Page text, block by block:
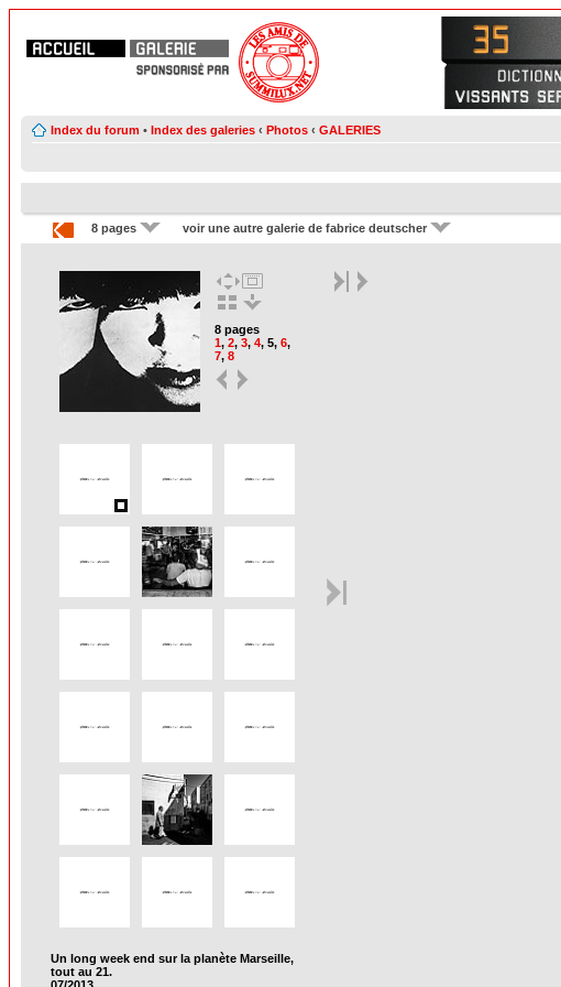
Index du forum • Index des galeries ‹ Photos ‹ GALERIES
8 pages voir une autre galerie de fabrice deutscher
8 pages
1, 2, 3, 4, 5, 6,
7, 8
Un long week end sur la planète Marseille,
tout au 21.